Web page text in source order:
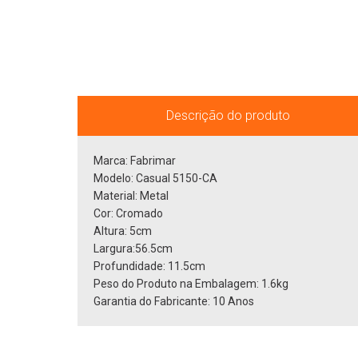
Descrição do produto
Marca: Fabrimar
Modelo: Casual 5150-CA
Material: Metal
Cor: Cromado
Altura: 5cm
Largura:56.5cm
Profundidade: 11.5cm
Peso do Produto na Embalagem: 1.6kg
Garantia do Fabricante: 10 Anos